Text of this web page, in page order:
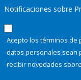
Notificaciones sobre
Acepto los términos de
datos personales sean
recibir novedades